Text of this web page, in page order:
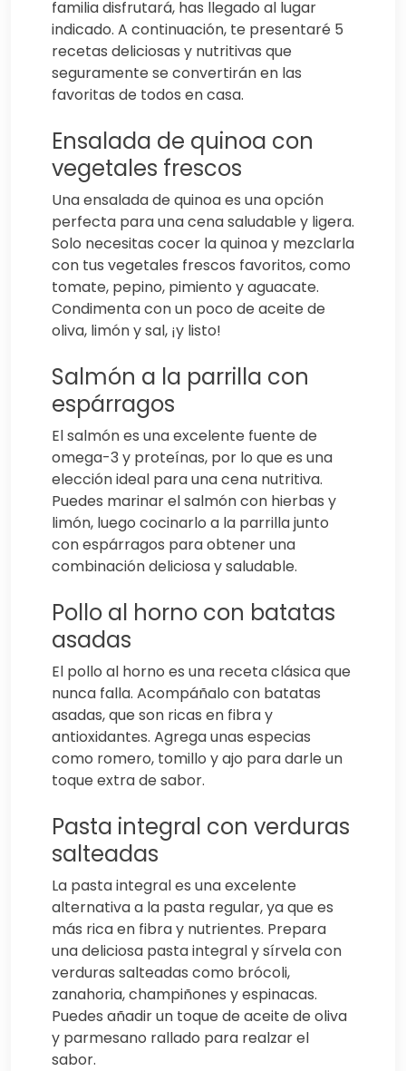
familia disfrutará, has llegado al lugar
indicado. A continuación, te presentaré 5
recetas deliciosas y nutritivas que
seguramente se convertirán en las
favoritas de todos en casa.
Ensalada de quinoa con
vegetales frescos
Una ensalada de quinoa es una opción
perfecta para una cena saludable y ligera.
Solo necesitas cocer la quinoa y mezclarla
con tus vegetales frescos favoritos, como
tomate, pepino, pimiento y aguacate.
Condimenta con un poco de aceite de
oliva, limón y sal, ¡y listo!
Salmón a la parrilla con
espárragos
El salmón es una excelente fuente de
omega-3 y proteínas, por lo que es una
elección ideal para una cena nutritiva.
Puedes marinar el salmón con hierbas y
limón, luego cocinarlo a la parrilla junto
con espárragos para obtener una
combinación deliciosa y saludable.
Pollo al horno con batatas
asadas
El pollo al horno es una receta clásica que
nunca falla. Acompáñalo con batatas
asadas, que son ricas en fibra y
antioxidantes. Agrega unas especias
como romero, tomillo y ajo para darle un
toque extra de sabor.
Pasta integral con verduras
salteadas
La pasta integral es una excelente
alternativa a la pasta regular, ya que es
más rica en fibra y nutrientes. Prepara
una deliciosa pasta integral y sírvela con
verduras salteadas como brócoli,
zanahoria, champiñones y espinacas.
Puedes añadir un toque de aceite de oliva
y parmesano rallado para realzar el
sabor.